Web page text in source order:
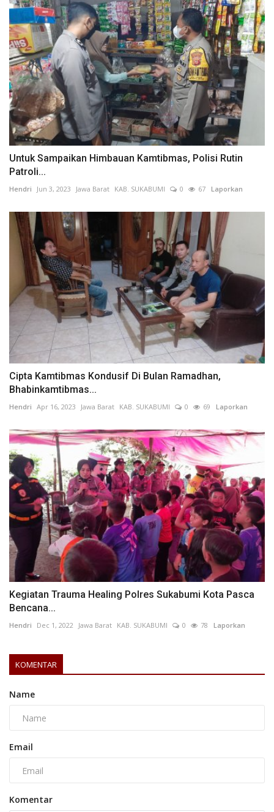
Untuk Sampaikan Himbauan Kamtibmas, Polisi Rutin
Patroli...
Hendri Jun 3, 2023 Jawa Barat KAB. SUKABUMI 0 67 Laporkan
Cipta Kamtibmas Kondusif Di Bulan Ramadhan,
Bhabinkamtibmas...
Hendri Apr 16, 2023 Jawa Barat KAB. SUKABUMI 0 69 Laporkan
Kegiatan Trauma Healing Polres Sukabumi Kota Pasca
Bencana...
Hendri Dec 1, 2022 Jawa Barat KAB. SUKABUMI 0 78 Laporkan
KOMENTAR
Name
Email
Komentar